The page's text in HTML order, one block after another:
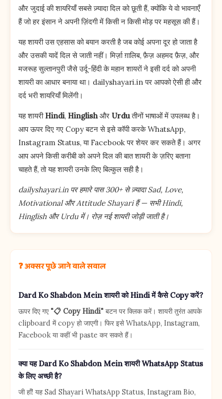
और जुदाई की शायरियाँ सबसे ज़्यादा दिल को छूती हैं, क्योंकि ये वो भावनाएँ
हैं जो हर इंसान ने अपनी ज़िंदगी में किसी न किसी मोड़ पर महसूस की हैं।
यह शायरी उस एहसास को बयान करती है जब कोई अपना दूर हो जाता है
और उसकी यादें दिल से जाती नहीं। मिर्ज़ा ग़ालिब, फ़ैज़ अहमद फ़ैज़, और
मजरूह सुल्तानपुरी जैसे उर्दू-हिंदी के महान शायरों ने इसी दर्द को अपनी
शायरी का आधार बनाया था। dailyshayari.in पर आपको ऐसी ही और
दर्द भरी शायरियाँ मिलेंगी।
यह शायरी Hindi, Hinglishऔर Urduतीनों भाषाओं में उपलब्ध है।
आप ऊपर दिए गए Copy बटन से इसे कॉपी करके WhatsApp,
Instagram Status, या Facebook पर शेयर कर सकते हैं। अगर
आप अपने किसी करीबी को अपने दिल की बात शायरी के ज़रिए बताना
चाहते हैं, तो यह शायरी उनके लिए बिल्कुल सही है।
dailyshayari.in पर हमारे पास 300+ से ज़्यादा Sad, Love,
Motivational और Attitude Shayari हैं — सभी Hindi,
Hinglish और Urdu में। रोज़ नई शायरी जोड़ी जाती है।
❓ अक्सर पूछे जाने वाले सवाल
Dard Ko Shabdon Mein शायरी को Hindi में कैसे Copy करें?
ऊपर दिए गए "📋 Copy Hindi" बटन पर क्लिक करें। शायरी तुरंत आपके
clipboard में copy हो जाएगी। फिर इसे WhatsApp, Instagram,
Facebook या कहीं भी paste कर सकते हैं।
क्या यह Dard Ko Shabdon Mein शायरी WhatsApp Status
के लिए अच्छी है?
जी हाँ! यह Sad Shayari WhatsApp Status, Instagram Bio,